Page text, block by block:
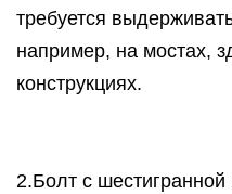
требуется
например, на мостах,
конструкциях.
2.Болт с шестигранной